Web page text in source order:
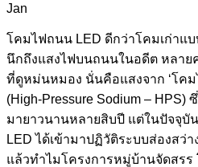
Jan
โคมไฟถนน LED ดีกว่าโคมเก่าแบ
นึกถึงแสงไฟบนถนนในอดีต หลาย
ที่ดูหม่นหมอง นั่นคือแสงจาก ‘โคม
(High-Pressure Sodium – HPS)
มายาวนานหลายสิบปี แต่ในปัจจุบั
LED ได้เข้ามาปฏิวัติระบบส่องสว่
แล้วทำไมโครงการหมู่บ้านจัดสรร